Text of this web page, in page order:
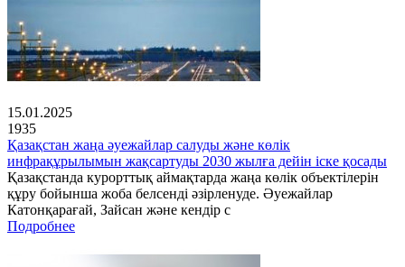
15.01.2025
1935
Қазақстан жаңа әуежайлар салуды және көлік
инфрақұрылымын жақсартуды 2030 жылға дейін іске қосады
Қазақстанда курорттық аймақтарда жаңа көлік объектілерін
құру бойынша жоба белсенді әзірленуде. Әуежайлар
Катонқарағай, Зайсан және кендір с
Подробнее